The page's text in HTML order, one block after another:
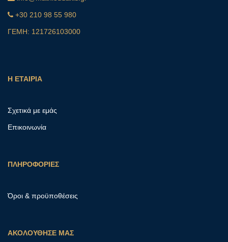
+30 210 98 55 980
ΓΕΜΗ: 121726103000
Η ΕΤΑΙΡΙΑ
Σχετικά με εμάς
Επικοινωνία
ΠΛΗΡΟΦΟΡΙΕΣ
Όροι & προϋποθέσεις
ΑΚΟΛΟΥΘΗΣΕ ΜΑΣ